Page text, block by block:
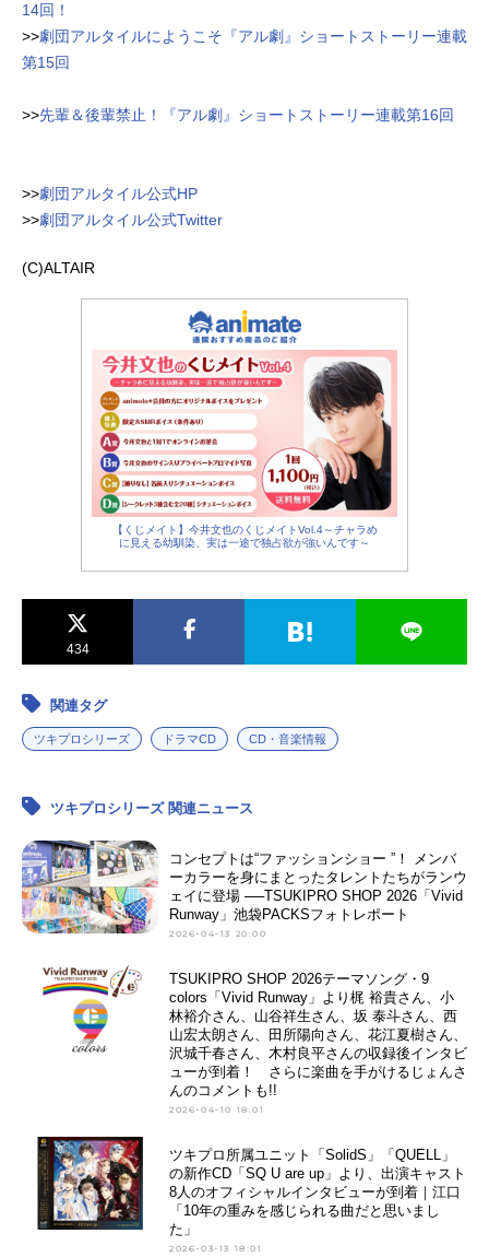
14回！
>>劇団アルタイルにようこそ『アル劇』ショートストーリー連載
第15回
>>先輩＆後輩禁止！『アル劇』ショートストーリー連載第16回
>>劇団アルタイル公式HP
>>劇団アルタイル公式Twitter
(C)ALTAIR
【くじメイト】今井文也のくじメイトVol.4～チャラめ
に見える幼馴染、実は一途で独占欲が強いんです～
434
関連タグ
ツキプロシリーズ ドラマCD CD・音楽情報
ツキプロシリーズ 関連ニュース
コンセプトは“ファッションショー ”！ メンバ
ーカラーを身にまとったタレントたちがランウ
ェイに登場 ──TSUKIPRO SHOP 2026「Vivid
Runway」池袋PACKSフォトレポート
2026-04-13 20:00
TSUKIPRO SHOP 2026テーマソング・9
colors「Vivid Runway」より梶 裕貴さん、小
林裕介さん、山谷祥生さん、坂 泰斗さん、西
山宏太朗さん、田所陽向さん、花江夏樹さん、
沢城千春さん、木村良平さんの収録後インタビ
ューが到着！ さらに楽曲を手がけるじょんさ
んのコメントも!!
2026-04-10 18:01
ツキプロ所属ユニット「SolidS」「QUELL」
の新作CD「SQ U are up」より、出演キャスト
8人のオフィシャルインタビューが到着｜江口
「10年の重みを感じられる曲だと思いまし
た」
2026-03-13 18:01